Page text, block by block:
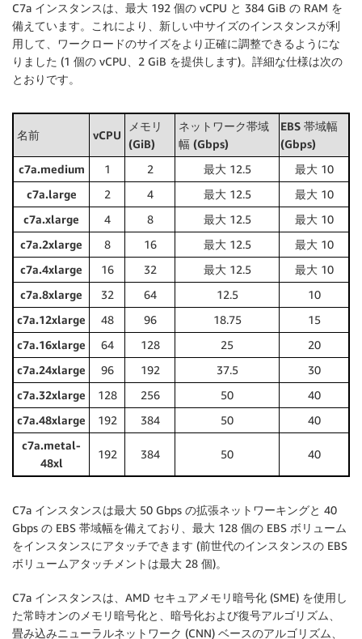
C7a インスタンスは、最大 192 個の vCPU と 384 GiB の RAM を
備えています。これにより、新しい中サイズのインスタンスが利
用して、ワークロードのサイズをより正確に調整できるようにな
りました (1 個の vCPU、2 GiB を提供します)。詳細な仕様は次の
とおりです。
名前 vCPU
メモリ
(GiB)
ネットワーク帯域
幅 (Gbps)
EBS 帯域幅
(Gbps)
c7a.medium
1 2 最大 12.5
最大 10
c7a.large
2 4 最大 12.5
最大 10
c7a.xlarge
4 8 最大 12.5
最大 10
c7a.2xlarge
8 16 最大 12.5
最大 10
c7a.4xlarge
16 32 最大 12.5
最大 10
c7a.8xlarge
32 64 12.5
10
c7a.12xlarge
48 96 18.75
15
c7a.16xlarge
64 128 25
20
c7a.24xlarge
96 192 37.5
30
c7a.32xlarge
128 256 50
40
c7a.48xlarge
192 384 50
40
c7a.metal-
48xl
192 384 50 40
C7a インスタンスは最大 50 Gbps の拡張ネットワーキングと 40
Gbps の EBS 帯域幅を備えており、最大 128 個の EBS ボリューム
をインスタンスにアタッチできます (前世代のインスタンスの EBS
ボリュームアタッチメントは最大 28 個)。
C7a インスタンスは、AMD セキュアメモリ暗号化 (SME) を使用し
た常時オンのメモリ暗号化と、暗号化および復号アルゴリズム、
畳み込みニューラルネットワーク (CNN) ベースのアルゴリズム、